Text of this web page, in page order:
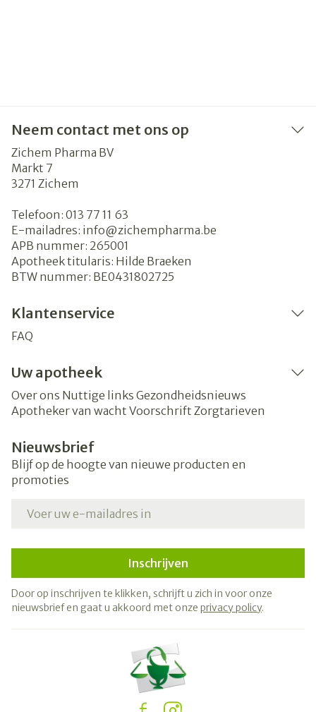
Neem contact met ons op
Zichem Pharma BV
Markt 7
3271 Zichem
Telefoon: 013 77 11 63
E-mailadres: info@zichempharma.be
APB nummer: 265001
Apotheek titularis: Hilde Braeken
BTW nummer: BE0431802725
Klantenservice
FAQ
Uw apotheek
Over ons Nuttige links Gezondheidsnieuws
Apotheker van wacht Voorschrift Zorgtarieven
Nieuwsbrief
Blijf op de hoogte van nieuwe producten en
promoties
Inschrijven
Door op inschrijven te klikken, schrijft u zich in voor onze
nieuwsbrief en gaat u akkoord met onze privacy policy.